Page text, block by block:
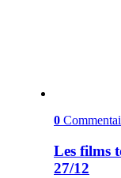
0
Les films
27/12